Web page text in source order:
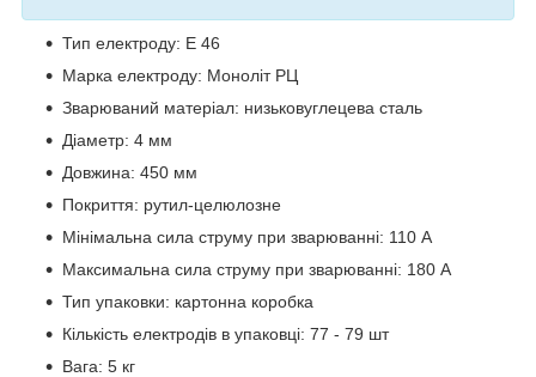
Тип електроду: Е 46
Марка електроду: Моноліт РЦ
Зварюваний матеріал: низьковуглецева сталь
Діаметр: 4 мм
Довжина: 450 мм
Покриття: рутил-целюлозне
Мінімальна сила струму при зварюванні: 110 А
Максимальна сила струму при зварюванні: 180 А
Тип упаковки: картонна коробка
Кількість електродів в упаковці: 77 - 79 шт
Вага: 5 кг